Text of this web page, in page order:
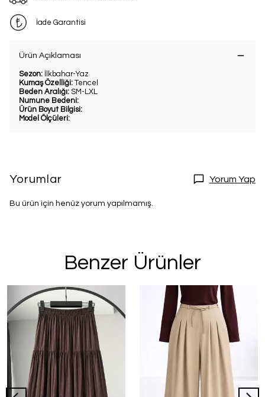
İade Garantisi
Ürün Açıklaması
Sezon: İlkbahar-Yaz
Kumaş Özelliği: Tencel
Beden Aralığı: SM-LXL
Numune Bedeni:
Ürün Boyut Bilgisi:
Model Ölçüleri:
Yorumlar Yorum Yap
Bu ürün için henüz yorum yapılmamış.
Benzer Ürünler